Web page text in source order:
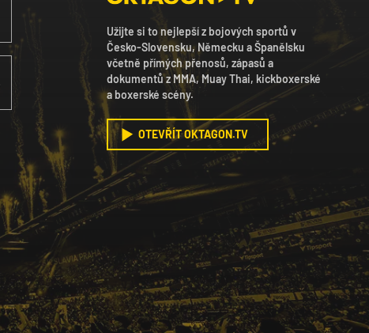
Užijte si to nejlepší z bojových sportů v
Česko-Slovensku, Německu a Španělsku
včetně přímých přenosů, zápasů a
dokumentů z MMA, Muay Thai, kickboxerské
a boxerské scény.
OTEVŘÍT OKTAGON.TV